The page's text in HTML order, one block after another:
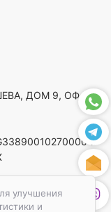
улучшения
и
ДОМ 9, ОФ. 5,
в
Минский